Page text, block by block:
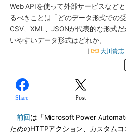
Web APIを使って外部サービスなど
るべきことは「どのデータ形式での
CSV、XML、JSONが代表的な形式
いやすいデータ形式はどれか。
[ 大川貴志
Share Post
前回は「Microsoft Power
ためのHTTPアクション、カスタム